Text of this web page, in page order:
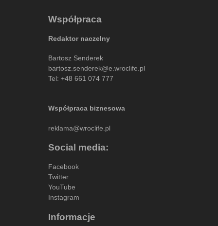
Współpraca
Redaktor naczelny
Bartosz Senderek
bartosz.senderek@e.wroclife.pl
Tel: +48 661 074 777
Współpraca biznesowa
reklama@wroclife.pl
Social media:
Facebook
Twitter
YouTube
Instagram
Informacje